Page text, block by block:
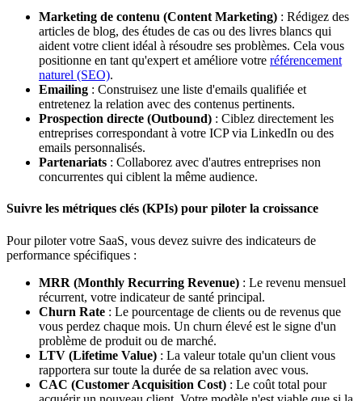
Marketing de contenu (Content Marketing) : Rédigez des
articles de blog, des études de cas ou des livres blancs qui
aident votre client idéal à résoudre ses problèmes. Cela vous
positionne en tant qu'expert et améliore votre référencement
naturel (SEO).
Emailing : Construisez une liste d'emails qualifiée et
entretenez la relation avec des contenus pertinents.
Prospection directe (Outbound) : Ciblez directement les
entreprises correspondant à votre ICP via LinkedIn ou des
emails personnalisés.
Partenariats : Collaborez avec d'autres entreprises non
concurrentes qui ciblent la même audience.
Suivre les métriques clés (KPIs) pour piloter la croissance
Pour piloter votre SaaS, vous devez suivre des indicateurs de
performance spécifiques :
MRR (Monthly Recurring Revenue) : Le revenu mensuel
récurrent, votre indicateur de santé principal.
Churn Rate : Le pourcentage de clients ou de revenus que
vous perdez chaque mois. Un churn élevé est le signe d'un
problème de produit ou de marché.
LTV (Lifetime Value) : La valeur totale qu'un client vous
rapportera sur toute la durée de sa relation avec vous.
CAC (Customer Acquisition Cost) : Le coût total pour